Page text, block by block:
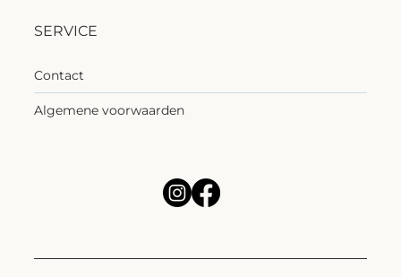
SERVICE
Contact
Algemene voorwaarden